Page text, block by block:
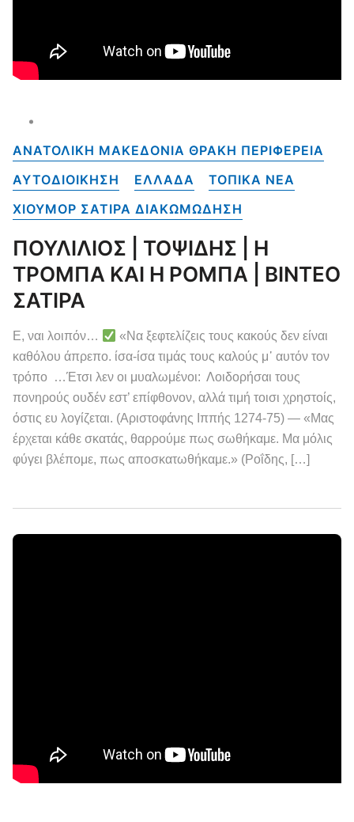
ΑΝΑΤΟΛΙΚΗ ΜΑΚΕΔΟΝΙΑ ΘΡΑΚΗ ΠΕΡΙΦΕΡΕΙΑ
ΑΥΤΟΔΙΟΙΚΗΣΗ
ΕΛΛΑΔΑ
ΤΟΠΙΚΑ NEA
ΧΙΟΥΜΟΡ ΣΑΤΙΡΑ ΔΙΑΚΩΜΩΔΗΣΗ
ΠΟΥΛΙΛΙΟΣ | ΤΟΨΙΔΗΣ | Η
ΤΡΟΜΠΑ ΚΑΙ Η ΡΟΜΠΑ | ΒΙΝΤΕΟ
ΣΑΤΙΡΑ
Ε, ναι λοιπόν…
«Να ξεφτελίζεις τους κακούς δεν είναι
καθόλου άπρεπο. ίσα-ίσα τιμάς τους καλούς μ᾽ αυτόν τον
τρόπο …Έτσι λεν οι μυαλωμένοι: Λοιδορήσαι τους
πονηρούς ουδέν εστ’ επίφθονον, αλλά τιμή τοισι χρηστοίς,
όστις ευ λογίζεται. (Αριστοφάνης Ιππής 1274-75) — «Μας
έρχεται κάθε σκατάς, θαρρούμε πως σωθήκαμε. Μα μόλις
φύγει βλέπομε, πως αποσκατωθήκαμε.» (Ροΐδης, […]